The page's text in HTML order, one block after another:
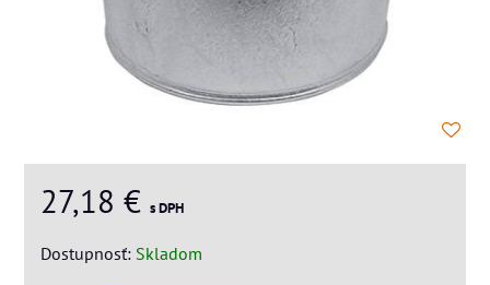
27,18 € s DPH
Dostupnosť: Skladom